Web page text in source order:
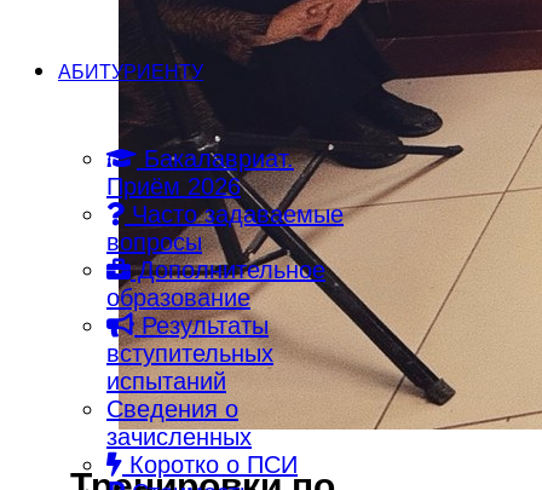
АБИТУРИЕНТУ
Бакалавриат.
Приём 2026
Часто задаваемые
вопросы
Дополнительное
образование
Результаты
вступительных
испытаний
Сведения о
зачисленных
Коротко о ПСИ